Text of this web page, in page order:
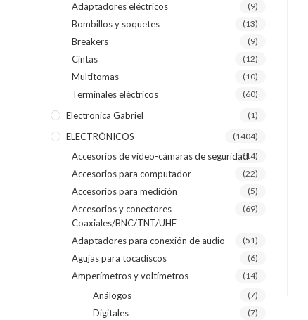
Adaptadores eléctricos (9)
Bombillos y soquetes (13)
Breakers (9)
Cintas (12)
Multitomas (10)
Terminales eléctricos (60)
Electronica Gabriel (1)
ELECTRÓNICOS (1404)
Accesorios de video-cámaras de seguridad(14)
Accesorios para computador (22)
Accesorios para medición (5)
Accesorios y conectores
Coaxiales/BNC/TNT/UHF
(69)
Adaptadores para conexión de audio (51)
Agujas para tocadiscos (6)
Amperímetros y voltímetros (14)
Análogos (7)
Digitales (7)